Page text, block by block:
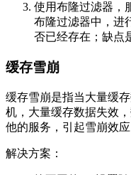
使用布隆过滤器，
布隆过滤器中，进
否已经存在；缺点
缓存雪崩
缓存雪崩是指当大量缓
机，大量缓存数据失效
他的服务，引起雪崩效应
解决方案：